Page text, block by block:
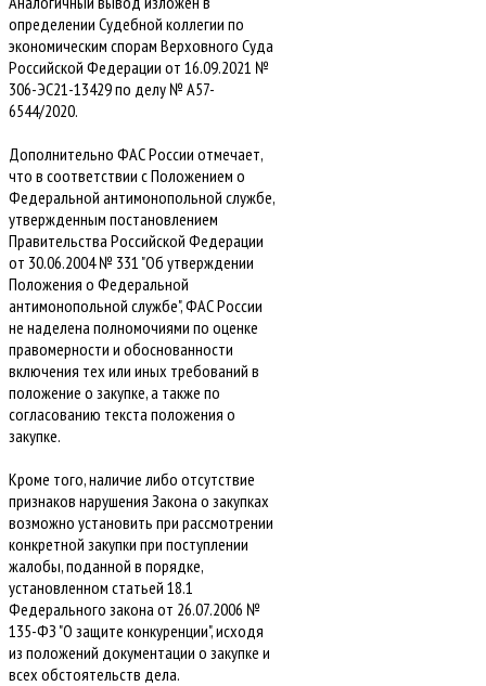
определении Судебной коллегии по
экономическим спорам Верховного Суда
Российской Федерации от 16.09.2021 №
306-ЭС21-13429 по делу № А57-
6544/2020.
Дополнительно ФАС России отмечает,
что в соответствии с Положением о
Федеральной антимонопольной службе,
утвержденным постановлением
Правительства Российской Федерации
от 30.06.2004 № 331 "Об утверждении
Положения о Федеральной
антимонопольной службе", ФАС России
не наделена полномочиями по оценке
правомерности и обоснованности
включения тех или иных требований в
положение о закупке, а также по
согласованию текста положения о
закупке.
Кроме того, наличие либо отсутствие
признаков нарушения Закона о закупках
возможно установить при рассмотрении
конкретной закупки при поступлении
жалобы, поданной в порядке,
установленном статьей 18.1
Федерального закона от 26.07.2006 №
135-ФЗ "О защите конкуренции", исходя
из положений документации о закупке и
всех обстоятельств дела.